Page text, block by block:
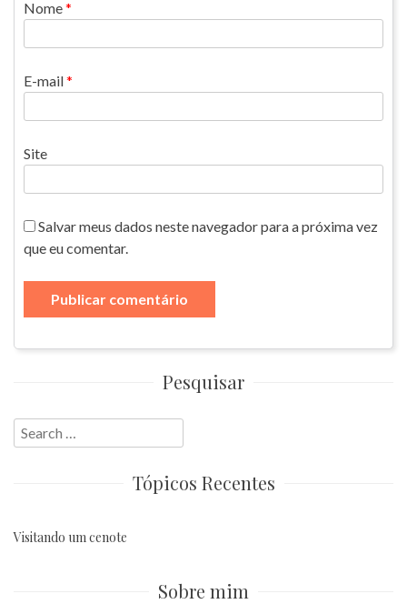
Nome*
E-mail*
Site
Salvar meus dados neste navegador para a próxima vez
que eu comentar.
Pesquisar
Search
for:
Tópicos Recentes
Visitando um cenote
Sobre mim